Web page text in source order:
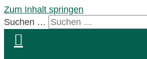
Zum Inhalt springen
Suchen …